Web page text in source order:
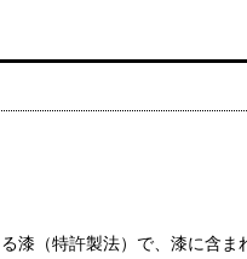
漆（特許製法）で、漆に含ま